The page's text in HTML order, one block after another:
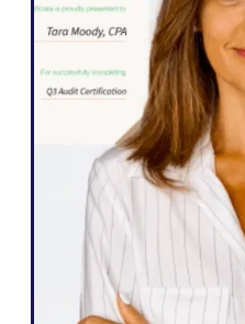
"Weglot nos
nuestro sitio
hemos visto
predisposición a